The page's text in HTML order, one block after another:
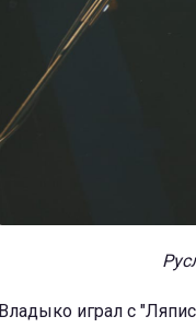
Владыко играл с